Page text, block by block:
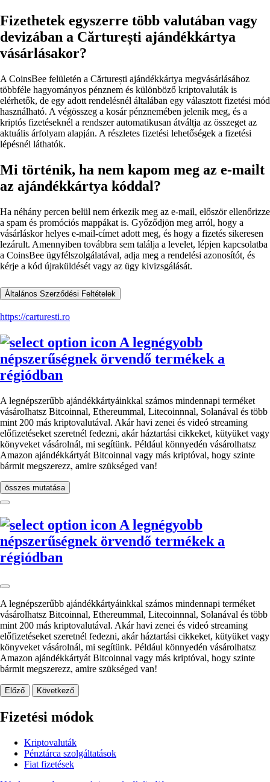
Fizethetek egyszerre több valutában vagy
devizában a Cărturești ajándékkártya
vásárlásakor?
A CoinsBee felületén a Cărturești ajándékkártya megvásárlásához
többféle hagyományos pénznem és különböző kriptovaluták is
elérhetők, de egy adott rendelésnél általában egy választott fizetési mód
használható. A végösszeg a kosár pénznemében jelenik meg, és a
kriptós fizetéseknél a rendszer automatikusan átváltja az összeget az
aktuális árfolyam alapján. A részletes fizetési lehetőségek a fizetési
lépésnél láthatók.
Mi történik, ha nem kapom meg az e-mailt
az ajándékkártya kóddal?
Ha néhány percen belül nem érkezik meg az e-mail, először ellenőrizze
a spam és promóciós mappákat is. Győződjön meg arról, hogy a
vásárláskor helyes e-mail-címet adott meg, és hogy a fizetés sikeresen
lezárult. Amennyiben továbbra sem találja a levelet, lépjen kapcsolatba
a CoinsBee ügyfélszolgálatával, adja meg a rendelési azonosítót, és
kérje a kód újraküldését vagy az ügy kivizsgálását.
Általános Szerződési Feltételek
https://carturesti.ro
A legnégyobb
népszerűségnek örvendő termékek a
régiódban
A legnépszerűbb ajándékkártyáinkkal számos mindennapi terméket
vásárolhatsz Bitcoinnal, Ethereummal, Litecoinnnal, Solanával és több
mint 200 más kriptovalutával. Akár havi zenei és videó streaming
előfizetéseket szeretnél fedezni, akár háztartási cikkeket, kütyüket vagy
könyveket vásárolnál, mi segítünk. Például könnyedén vásárolhatsz
Amazon ajándékkártyát Bitcoinnal vagy más kriptóval, hogy szinte
bármit megszerezz, amire szükséged van!
összes mutatása
A legnégyobb
népszerűségnek örvendő termékek a
régiódban
A legnépszerűbb ajándékkártyáinkkal számos mindennapi terméket
vásárolhatsz Bitcoinnal, Ethereummal, Litecoinnnal, Solanával és több
mint 200 más kriptovalutával. Akár havi zenei és videó streaming
előfizetéseket szeretnél fedezni, akár háztartási cikkeket, kütyüket vagy
könyveket vásárolnál, mi segítünk. Például könnyedén vásárolhatsz
Amazon ajándékkártyát Bitcoinnal vagy más kriptóval, hogy szinte
bármit megszerezz, amire szükséged van!
Előző Következő
Fizetési módok
Kriptovaluták
Pénztárca szolgáltatások
Fiat fizetések